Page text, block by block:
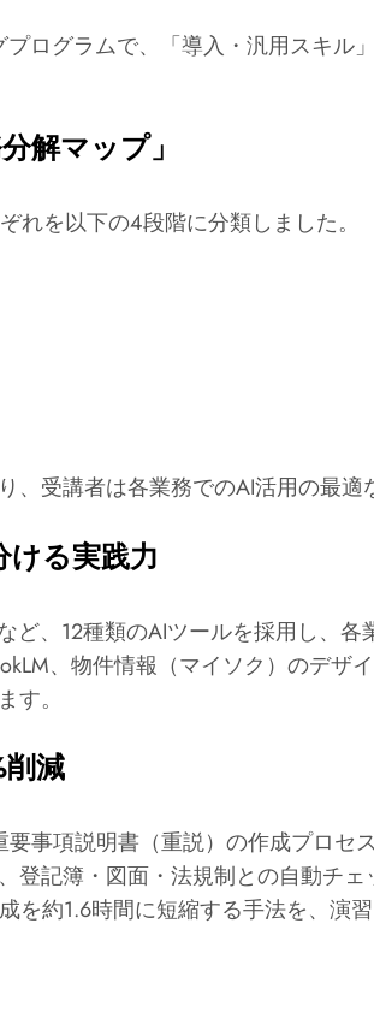
ログラムで、「導入・汎用スキ
解マップ」
れを以下の4段階に分類しました。
受講者は各業務でのAI活用の最適
る実践力
ど、12種類のAIツールを採用し
、物件情報（マイソク）のデザ
す。
減
事項説明書（重説）の作成プロ
登記簿・図面・法規制との自動チ
約1.6時間に短縮する手法を、演